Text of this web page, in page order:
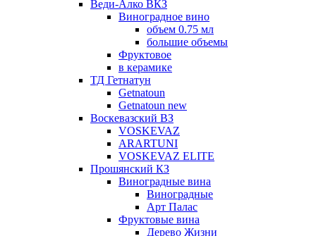
Веди-Алко ВКЗ
Виноградное вино
объем 0.75 мл
большие объемы
Фруктовое
в керамике
ТД Гетнатун
Getnatoun
Getnatoun new
Воскевазский ВЗ
VOSKEVAZ
ARARTUNI
VOSKEVAZ ELITE
Прошянский КЗ
Виноградные вина
Виноградные
Арт Палас
Фруктовые вина
Дерево Жизни